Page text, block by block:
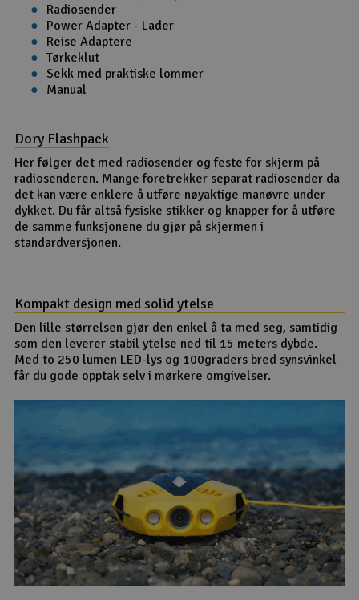
Radiosender
Power Adapter - Lader
Reise Adaptere
Tørkeklut
Sekk med praktiske lommer
Manual
Dory Flashpack
Her følger det med radiosender og feste for skjerm på
radiosenderen. Mange foretrekker separat radiosender da
det kan være enklere å utføre nøyaktige manøvre under
dykket. Du får altså fysiske stikker og knapper for å utføre
de samme funksjonene du gjør på skjermen i
standardversjonen.
Kompakt design med solid ytelse
Den lille størrelsen gjør den enkel å ta med seg, samtidig
som den leverer stabil ytelse ned til 15 meters dybde.
Med to 250 lumen LED-lys og 100graders bred synsvinkel
får du gode opptak selv i mørkere omgivelser.